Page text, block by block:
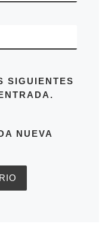
SIGUIENTES
NUEVA